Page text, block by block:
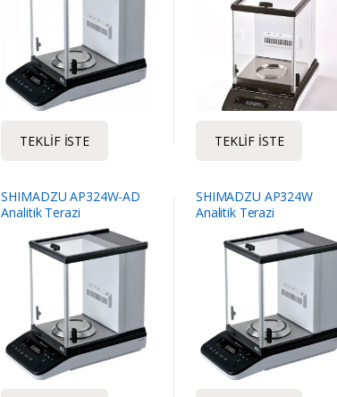
TEKLIF İSTE TEKLIF İSTE
SHIMADZU AP324W-AD
Analitik Terazi
SHIMADZU AP324W
Analitik Terazi